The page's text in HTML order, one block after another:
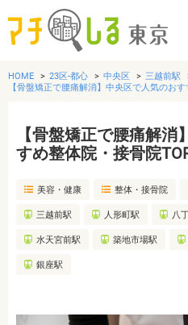
グルメ
美容・健康
歯医者・病院
HOME 23区-都心 中央区 三越前駅
【骨盤矯正で腰痛解消】中央区で人気のお
【骨盤矯正で腰痛解
すめ整体院・接骨院
美容・健康 整体・接骨院
三越前駅 人形町駅 八
水天宮前駅 築地市場駅
銀座駅